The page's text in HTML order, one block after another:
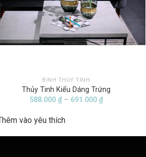
BÌNH THỦY TINH
Thủy Tinh Kiểu Dáng Trứng
588.000 ₫ – 691.000 ₫Khoảng
giá:
691.000 ₫
vào yêu thích